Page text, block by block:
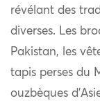
révélant des
diverses. Les
Pakistan, les
tapis perses du
ouzbèques